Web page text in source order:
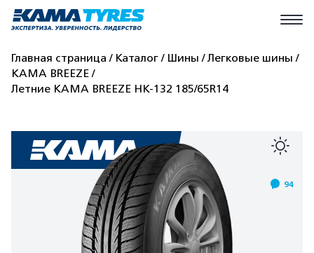
Главная страница Каталог Шины
Легковые шины
КАМА BREEZE
Летние КАМА BREEZE НК-132 185/65R14
94